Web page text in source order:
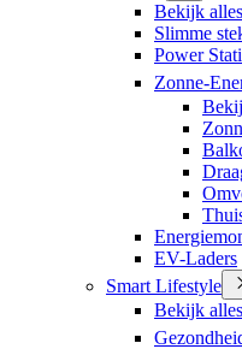
Bekijk alles
Slimme
Power
Zonne-
EV-Laders
Smart Lifestyle
Bekijk alles